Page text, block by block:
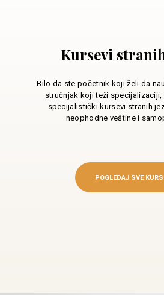
Kursevi
Bilo da ste početnik koji želi da
stručnjak koji teži
specijalistički kursevi stranih
neophodne veštine i
POGLEDAJ SVE